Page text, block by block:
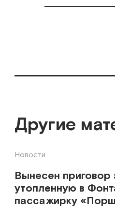
Другие
Новости
Вынесен приговор
утопленную в
пассажирку